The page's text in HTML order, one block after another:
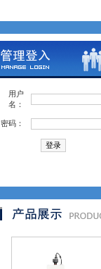
用户
名：
密码：